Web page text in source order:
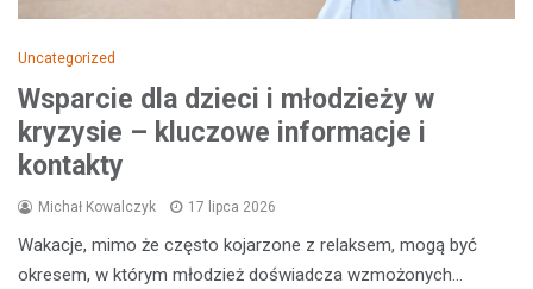
Uncategorized
Wsparcie dla dzieci i młodzieży w
kryzysie – kluczowe informacje i
kontakty
Michał Kowalczyk 17 lipca 2026
Wakacje, mimo że często kojarzone z relaksem, mogą być
okresem, w którym młodzież doświadcza wzmożonych…